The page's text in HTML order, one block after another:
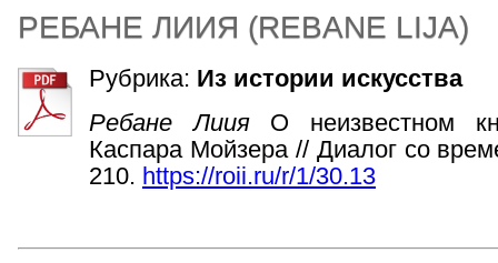
РЕБАНЕ ЛИИЯ (REBANE LIJA)
Рубрика: Из истории искусства
Ребане Лиия О неизвестном
Каспара Мойзера // Диалог со
210. https://roii.ru/r/1/30.13